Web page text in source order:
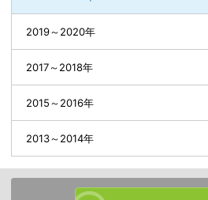
2019～2020年
2017～2018年
2015～2016年
2013～2014年